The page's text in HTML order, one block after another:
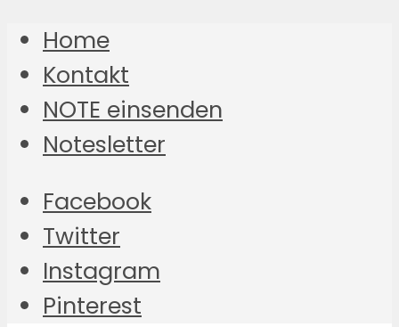
Home
Kontakt
NOTE einsenden
Notesletter
Facebook
Twitter
Instagram
Pinterest